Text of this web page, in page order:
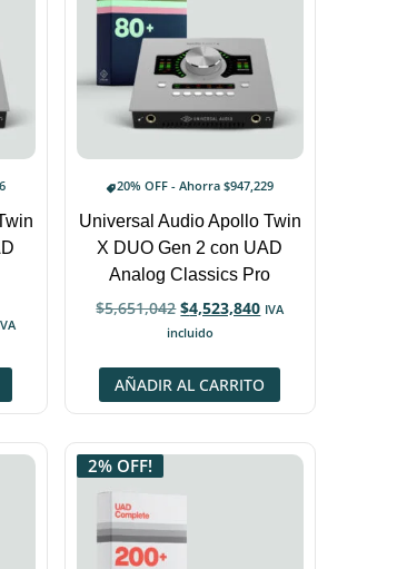
20% OFF - Ahorra$947,229
Universal Audio Apollo Twin
X DUO Gen 2 con UAD
Analog Classics Pro
$5,651,042 $4,523,840 IVA
incluido
AÑADIR AL CARRITO
2% OFF!